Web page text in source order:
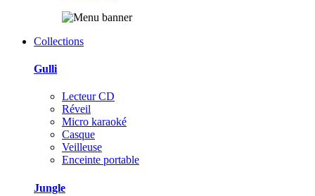
Collections
Gulli
Lecteur CD
Réveil
Micro karaoké
Casque
Veilleuse
Enceinte portable
Jungle